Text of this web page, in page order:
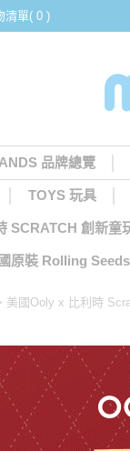
清單( 0 )
品牌總覽
TOYS 玩具
SCRATCH 創新童
原裝 Rolling
美國Ooly x 比利時